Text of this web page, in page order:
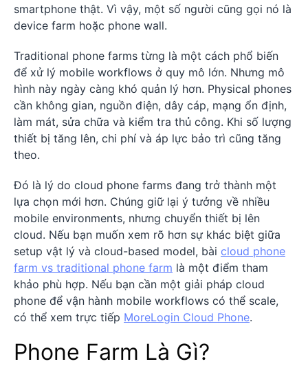
smartphone thật. Vì vậy, một số người cũng gọi nó là
device farm hoặc phone wall.
Traditional phone farms từng là một cách phổ biến
để xử lý mobile workflows ở quy mô lớn. Nhưng mô
hình này ngày càng khó quản lý hơn. Physical phones
cần không gian, nguồn điện, dây cáp, mạng ổn định,
làm mát, sửa chữa và kiểm tra thủ công. Khi số lượng
thiết bị tăng lên, chi phí và áp lực bảo trì cũng tăng
theo.
Đó là lý do cloud phone farms đang trở thành một
lựa chọn mới hơn. Chúng giữ lại ý tưởng về nhiều
mobile environments, nhưng chuyển thiết bị lên
cloud. Nếu bạn muốn xem rõ hơn sự khác biệt giữa
setup vật lý và cloud-based model, bài cloud phone
farm vs traditional phone farm là một điểm tham
khảo phù hợp. Nếu bạn cần một giải pháp cloud
phone để vận hành mobile workflows có thể scale,
có thể xem trực tiếp MoreLogin Cloud Phone.
Phone Farm Là Gì?